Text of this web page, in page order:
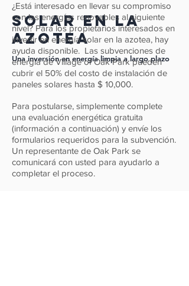
Solar en la
azotea
Una inversión en energía limpia a largo plazo
¿Está interesado en llevar su compromiso
con las energías renovables al siguiente
nivel? Para los propietarios interesados en
invertir en energía solar en la azotea, hay
ayuda disponible. Las subvenciones de
energía de Village of Oak Park pueden
cubrir el 50% del costo de instalación de
paneles solares hasta $ 10,000.
Para postularse, simplemente complete
una evaluación energética gratuita
(información a continuación) y envíe los
formularios requeridos para la subvención.
Un representante de Oak Park se
comunicará con usted para ayudarlo a
completar el proceso.